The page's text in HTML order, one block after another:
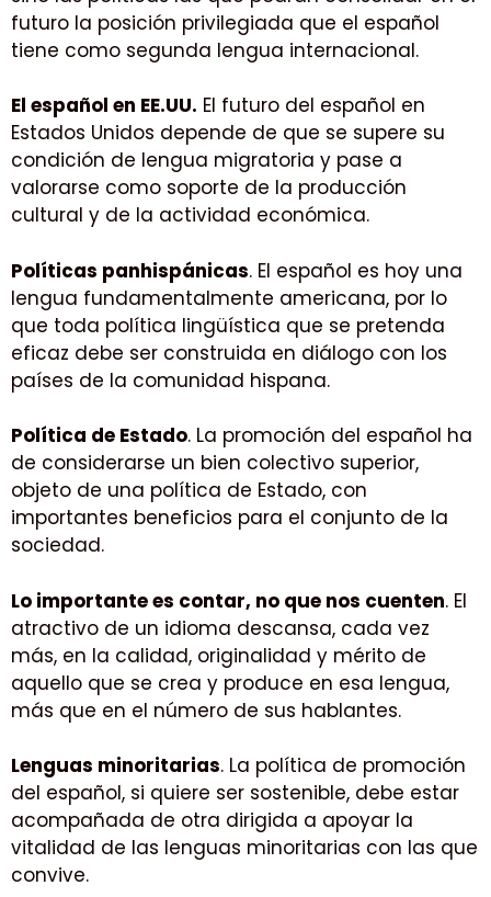
futuro la posición privilegiada que el español
tiene como segunda lengua internacional.
El español en EE.UU. El futuro del español en
Estados Unidos depende de que se supere su
condición de lengua migratoria y pase a
valorarse como soporte de la producción
cultural y de la actividad económica.
Políticas panhispánicas. El español es hoy una
lengua fundamentalmente americana, por lo
que toda política lingüística que se pretenda
eficaz debe ser construida en diálogo con los
países de la comunidad hispana.
Política de Estado. La promoción del español ha
de considerarse un bien colectivo superior,
objeto de una política de Estado, con
importantes beneficios para el conjunto de la
sociedad.
Lo importante es contar, no que nos cuenten. El
atractivo de un idioma descansa, cada vez
más, en la calidad, originalidad y mérito de
aquello que se crea y produce en esa lengua,
más que en el número de sus hablantes.
Lenguas minoritarias. La política de promoción
del español, si quiere ser sostenible, debe estar
acompañada de otra dirigida a apoyar la
vitalidad de las lenguas minoritarias con las que
convive.